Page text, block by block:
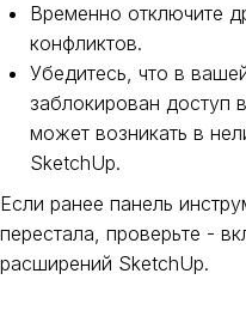
Временно отключите
конфликтов.
Убедитесь, что в
заблокирован доступ
может возникать в
SketchUp.
Если ранее панель
перестала, проверьте -
расширений SketchUp.